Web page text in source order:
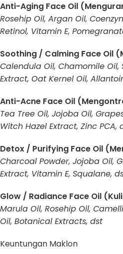
Anti-Aging Face Oil
Rosehip Oil, Argan Oil,
Retinol, Vitamin E,
Soothing / Calming Face Oil
Calendula Oil, Chamomile Oil,
Extract, Oat Kernel Oil,
Anti-Acne Face Oil
Tea Tree Oil, Jojoba Oil,
Witch Hazel Extract, Zinc PCA,
Detox / Purifying Face Oil
Charcoal Powder, Jojoba Oil,
Extract, Vitamin E, Squalane,
Glow / Radiance Face Oil
Marula Oil, Rosehip Oil,
Oil, Botanical Extracts, dst
Keuntungan Maklon